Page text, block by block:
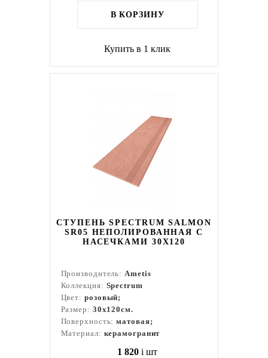
В КОРЗИНУ
Купить в 1 клик
СТУПЕНЬ SPECTRUM SALMON
SR05 НЕПОЛИРОВАННАЯ С
НАСЕЧКАМИ 30X120
Производитель:Ametis
Коллекция: Spectrum
Цвет: розовый;
Размер: 30x120см.
Поверхность:матовая;
Материал: керамогранит
1 820 i шт